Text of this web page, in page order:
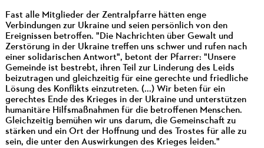
Fast alle Mitglieder der Zentralpfarre hätten enge
Verbindungen zur Ukraine und seien persönlich von den
Ereignissen betroffen. "Die Nachrichten über Gewalt und
Zerstörung in der Ukraine treffen uns schwer und rufen nach
einer solidarischen Antwort", betont der Pfarrer: "Unsere
Gemeinde ist bestrebt, ihren Teil zur Linderung des Leids
beizutragen und gleichzeitig für eine gerechte und friedliche
Lösung des Konflikts einzutreten. (...) Wir beten für ein
gerechtes Ende des Krieges in der Ukraine und unterstützen
humanitäre Hilfsmaßnahmen für die betroffenen Menschen.
Gleichzeitig bemühen wir uns darum, die Gemeinschaft zu
stärken und ein Ort der Hoffnung und des Trostes für alle zu
sein, die unter den Auswirkungen des Krieges leiden."